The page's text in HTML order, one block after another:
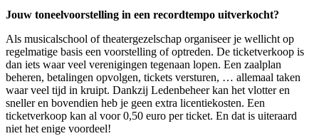
Jouw toneelvoorstelling in een recordtempo uitverkocht?
Als musicalschool of theatergezelschap organiseer je wellicht op
regelmatige basis een voorstelling of optreden. De ticketverkoop is
dan iets waar veel verenigingen tegenaan lopen. Een zaalplan
beheren, betalingen opvolgen, tickets versturen, … allemaal taken
waar veel tijd in kruipt. Dankzij Ledenbeheer kan het vlotter en
sneller en bovendien heb je geen extra licentiekosten. Een
ticketverkoop kan al voor 0,50 euro per ticket. En dat is uiteraard
niet het enige voordeel!